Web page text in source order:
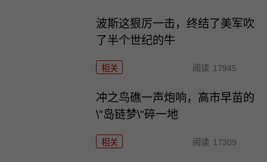
波斯这狠厉一击，终结了美军吹
了半个世纪的牛
相关 阅读 17945
冲之鸟礁一声炮响，高市早苗的
\"岛链梦\"碎一地
相关 阅读 17309